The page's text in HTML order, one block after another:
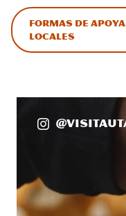
Formas de
locales